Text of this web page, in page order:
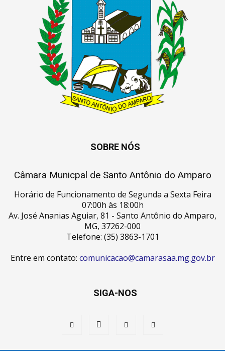
SOBRE NÓS
Câmara Municpal de Santo Antônio do Amparo
Horário de Funcionamento de Segunda a Sexta Feira
07:00h às 18:00h
Av. José Ananias Aguiar, 81 - Santo Antônio do Amparo,
MG, 37262-000
Telefone: (35) 3863-1701
Entre em contato: comunicacao@camarasaa.mg.gov.br
SIGA-NOS